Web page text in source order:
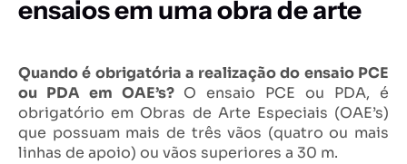
ensaios em uma obra de arte
Quando é obrigatória a realização do ensaio PCE
ou PDA em OAE’s? O ensaio PCE ou PDA, é
obrigatório em Obras de Arte Especiais (OAE’s)
que possuam mais de três vãos (quatro ou mais
linhas de apoio) ou vãos superiores a 30 m.